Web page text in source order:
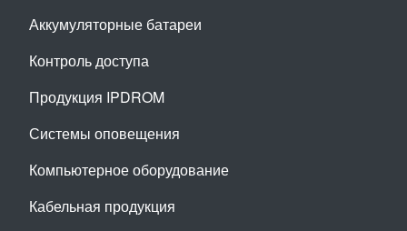
Аккумуляторные батареи
Контроль доступа
Продукция IPDROM
Системы оповещения
Компьютерное оборудование
Кабельная продукция